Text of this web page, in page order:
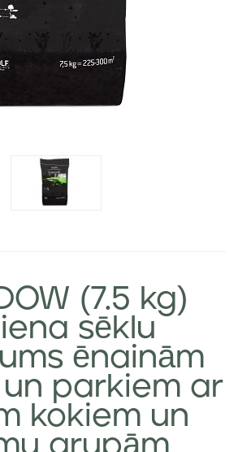
(7.5 kg)
sēklu
ēnainām
parkiem ar
kokiem un
grupām